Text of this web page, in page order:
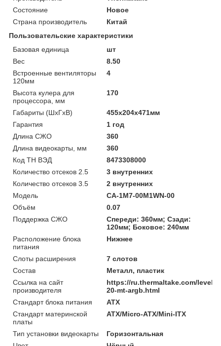
Состояние
Новое
Страна производитель
Китай
Пользовательские характеристики
Базовая единица
шт
Вес
8.50
Встроенные вентиляторы
120мм
4
Высота кулера для
процессора, мм
170
Габариты (ШхГхВ)
455х204х471мм
Гарантия
1 год
Длина СЖО
360
Длина видеокарты, мм
360
Код ТН ВЭД
8473308000
Количество отсеков 2.5
3 внутренних
Количество отсеков 3.5
2 внутренних
Модель
CA-1M7-00M1WN-00
Объём
0.07
Поддержка СЖО
Спереди: 360мм; Сзади:
120мм; Боковое: 240мм
Расположение блока
питания
Нижнее
Слоты расширения
7 слотов
Состав
Металл, пластик
Ссылка на сайт
производителя
https://ru.thermaltake.com/level-
20-mt-argb.html
Стандарт блока питания
ATX
Стандарт материнской
платы
ATX/Micro-ATX/Mini-ITX
Тип установки видеокарты
Горизонтальная